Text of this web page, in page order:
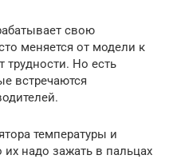
свою
меняется от модели к
Но есть
встречаются
температуры и
их надо зажать в пальцах